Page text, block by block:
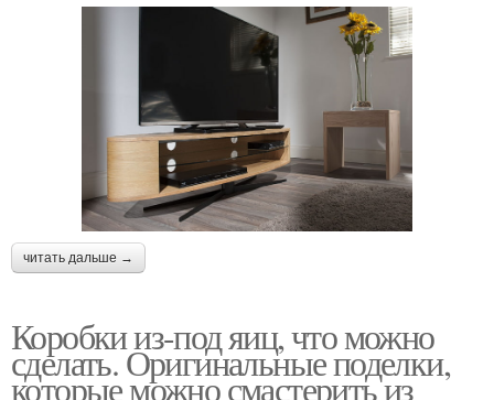
читать дальше →
Коробки из-под яиц, что можно
сделать. Оригинальные поделки,
которые можно смастерить из